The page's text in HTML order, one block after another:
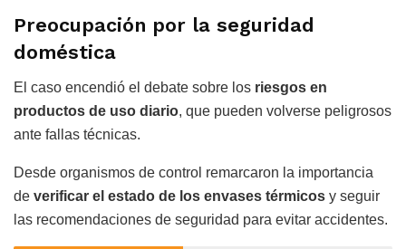
Preocupación por la seguridad
doméstica
El caso encendió el debate sobre los riesgos en
productos de uso diario, que pueden volverse peligrosos
ante fallas técnicas.
Desde organismos de control remarcaron la importancia
de verificar el estado de los envases térmicos y seguir
las recomendaciones de seguridad para evitar accidentes.